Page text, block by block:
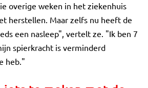
overige weken in het ziekenhuis
herstellen. Maar zelfs nu heeft de
een nasleep", vertelt ze. "Ik ben 7
spierkracht is verminderd
heb."